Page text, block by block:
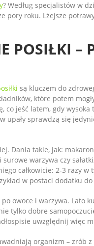
? Według specjalistów w
pory roku. Lżejsze
POSIŁKI –
są kluczem do
które potem
co jeść latem, gdy
upały sprawdzą się
Dania takie, jak:
warzywa czy
całkowicie: 2-3 razy
w postaci dodatku
owoce i warzywa. Lato
tylko dobre
uwzględnij więc
organizm – zrób